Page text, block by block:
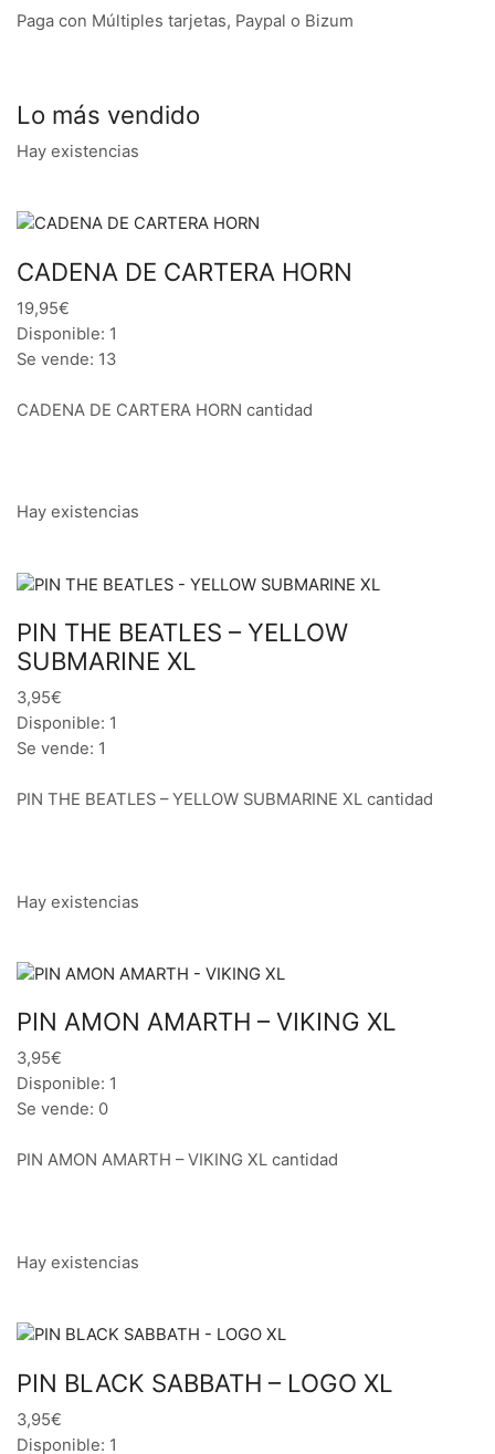
Paga con Múltiples tarjetas, Paypal o Bizum
Lo más vendido
Hay existencias
CADENA DE CARTERA HORN
19,95€
Disponible: 1
Se vende: 13
CADENA DE CARTERA HORN cantidad
Hay existencias
PIN THE BEATLES – YELLOW
SUBMARINE XL
3,95€
Disponible: 1
Se vende: 1
PIN THE BEATLES – YELLOW SUBMARINE XL cantidad
Hay existencias
PIN AMON AMARTH – VIKING XL
3,95€
Disponible: 1
Se vende: 0
PIN AMON AMARTH – VIKING XL cantidad
Hay existencias
PIN BLACK SABBATH – LOGO XL
3,95€
Disponible: 1